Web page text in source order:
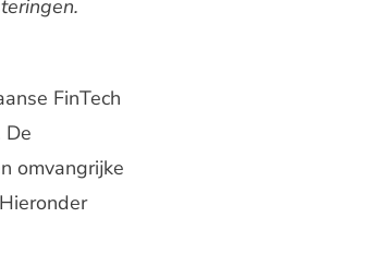
FinTech
De
omvangrijke